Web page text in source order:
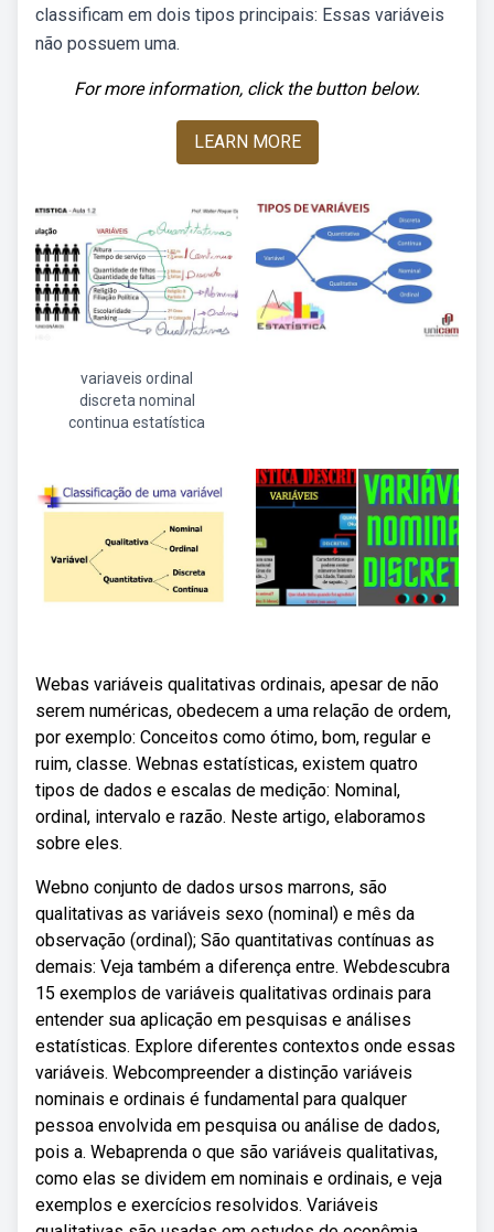
classificam em dois tipos principais: Essas variáveis
não possuem uma.
For more information, click the button below.
LEARN MORE
variaveis ordinal
discreta nominal
continua estatística
Webas variáveis qualitativas ordinais, apesar de não
serem numéricas, obedecem a uma relação de ordem,
por exemplo: Conceitos como ótimo, bom, regular e
ruim, classe. Webnas estatísticas, existem quatro
tipos de dados e escalas de medição: Nominal,
ordinal, intervalo e razão. Neste artigo, elaboramos
sobre eles.
Webno conjunto de dados ursos marrons, são
qualitativas as variáveis sexo (nominal) e mês da
observação (ordinal); São quantitativas contínuas as
demais: Veja também a diferença entre. Webdescubra
15 exemplos de variáveis qualitativas ordinais para
entender sua aplicação em pesquisas e análises
estatísticas. Explore diferentes contextos onde essas
variáveis. Webcompreender a distinção variáveis
nominais e ordinais é fundamental para qualquer
pessoa envolvida em pesquisa ou análise de dados,
pois a. Webaprenda o que são variáveis qualitativas,
como elas se dividem em nominais e ordinais, e veja
exemplos e exercícios resolvidos. Variáveis